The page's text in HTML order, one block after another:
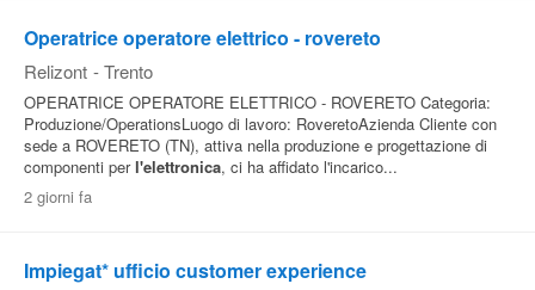
Operatrice operatore elettrico - rovereto
Relizont - Trento
OPERATRICE OPERATORE ELETTRICO - ROVERETO Categoria:
Produzione/OperationsLuogo di lavoro: RoveretoAzienda Cliente con
sede a ROVERETO (TN), attiva nella produzione e progettazione di
componenti perl'elettronica, ci ha affidato l'incarico...
2 giorni fa
Impiegat* ufficio customer experience